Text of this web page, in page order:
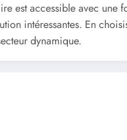
est accessible avec
intéressantes. En
dynamique.